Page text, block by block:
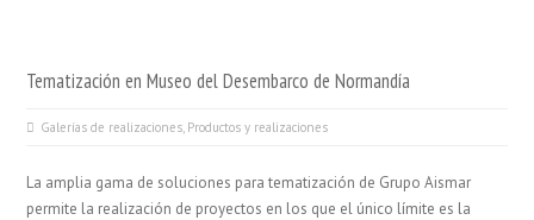
Tematización en Museo del Desembarco de Normandía
Galerías de realizaciones, Productos y realizaciones
La amplia gama de soluciones para tematización de Grupo Aismar
permite la realización de proyectos en los que el único límite es la